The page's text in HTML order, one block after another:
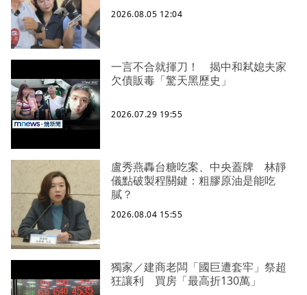
2026.08.05 12:04
一言不合就揮刀！ 揭中和弒媳夫家
欠債販毒「驚天黑歷史」
2026.07.29 19:55
盧秀燕轟台糖吃案、中央蓋牌 林靜
儀點破製程關鍵：粗膠原油是能吃
膩？
2026.08.04 15:55
獨家／建商老闆「國巨遭套牢」祭超
狂讓利 買房「最高折130萬」